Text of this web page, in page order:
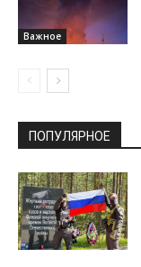
Важное
ПОПУЛЯРНОЕ